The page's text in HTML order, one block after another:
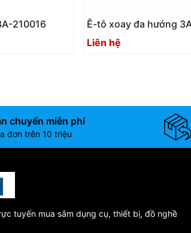
210016
Ê-tô xoay đa hướng
200109
Liên hệ
chuyển miễn phí
đơn trên 10 triệu
tuyến mua sắm dụng cụ, thiết bị, đồ nghề